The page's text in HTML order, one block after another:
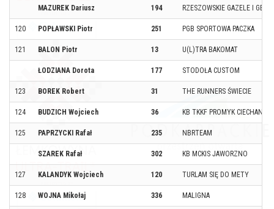
MAZUREK Dariusz 194 RZESZOWSKIE GAZELE I
120 POPŁAWSKI Piotr 251 PGB SPORTOWA PACZKA
121 BALON Piotr 13 U(L)TRA BAKOMAT
ŁODZIANA Dorota 177 STODOŁA CUSTOM
123 BOREK Robert 31 THE RUNNERS ŚWIECIE
124 BUDZICH Wojciech 36 KB TKKF PROMYK CIECHANÓW
125 PAPRZYCKI Rafał 235 NBRTEAM
SZAREK Rafał 302 KB MCKIS JAWORZNO
127 KALANDYK Wojciech 120 TURLAM SIĘ DO METY
128 WOJNA Mikołaj 336 MALIGNA